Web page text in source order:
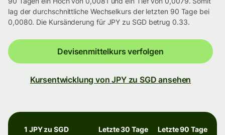
lag der durchschnittliche Wechselkurs der letzten 90 Tage bei
0,0080. Die Kursänderung für JPY zu SGD betrug 0.33.
Devisenmittelkurs verfolgen
Kursentwicklung von JPY zu SGD ansehen
1 JPY zu SGD Letzte 30 Tage Letzte 90 Tage